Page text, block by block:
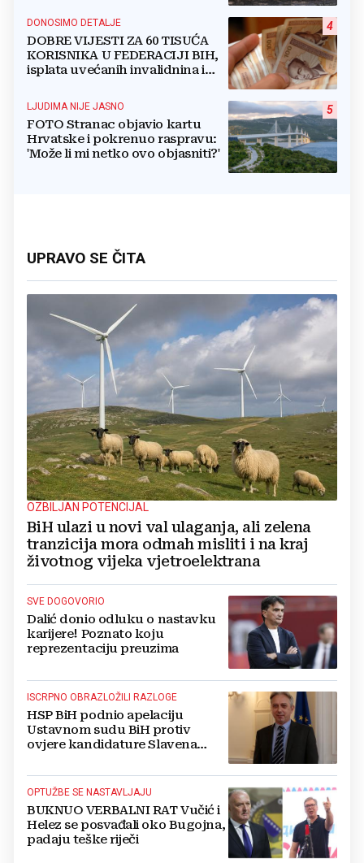
4
DONOSIMO DETALJE
DOBRE VIJESTI ZA 60 TISUĆA
KORISNIKA U FEDERACIJI BIH,
isplata uvećanih invalidnina i
5
LJUDIMA NIJE JASNO
FOTO Stranac objavio kartu
Hrvatske i pokrenuo raspravu:
'Može li mi netko ovo objasniti?'
UPRAVO SE ČITA
OZBILJAN POTENCIJAL
BiH ulazi u novi val ulaganja, ali zelena
tranzicija mora odmah misliti i na kraj
životnog vijeka vjetroelektrana
SVE DOGOVORIO
Dalić donio odluku o nastavku
karijere! Poznato koju
reprezentaciju preuzima
ISCRPNO OBRAZLOŽILI RAZLOGE
HSP BiH podnio apelaciju
Ustavnom sudu BiH protiv
ovjere kandidature Slavena
OPTUŽBE SE NASTAVLJAJU
BUKNUO VERBALNI RAT Vučić i
Helez se posvađali oko Bugojna,
padaju teške riječi